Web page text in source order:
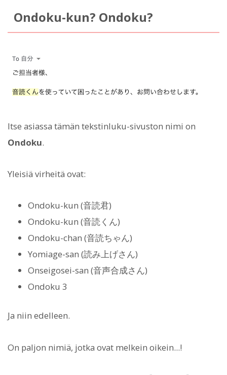
Ondoku-kun? Ondoku?
Itse asiassa tämän tekstinluku-sivuston nimi on
Ondoku.
Yleisiä virheitä ovat:
Ondoku-kun (音読君)
Ondoku-kun (音読くん)
Ondoku-chan (音読ちゃん)
Yomiage-san (読み上げさん)
Onseigosei-san (音声合成さん)
Ondoku 3
Ja niin edelleen.
On paljon nimiä, jotka ovat melkein oikein...!